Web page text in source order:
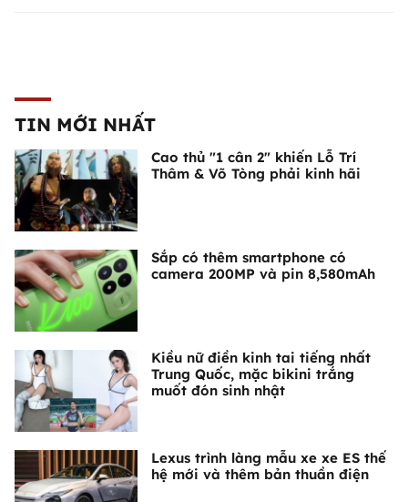
TIN MỚI NHẤT
Cao thủ "1 cân 2" khiến Lỗ Trí
Thâm & Võ Tòng phải kinh hãi
Sắp có thêm smartphone có
camera 200MP và pin 8,580mAh
Kiều nữ điền kinh tai tiếng nhất
Trung Quốc, mặc bikini trắng
muốt đón sinh nhật
Lexus trình làng mẫu xe xe ES thế
hệ mới và thêm bản thuần điện